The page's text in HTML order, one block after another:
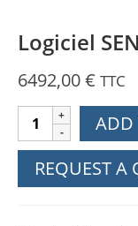
Logiciel
6492,00€ TTC
Logiciel
SENSYS
MAGNETO
quantity
ADD
REQUEST A